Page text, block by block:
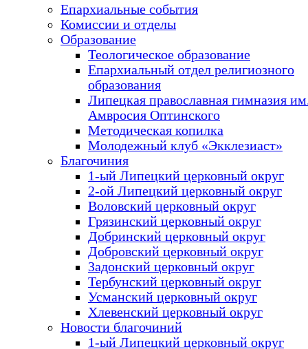
Епархиальные события
Комиссии и отделы
Образование
Теологическое образование
Епархиальный отдел религиозного
образования
Липецкая православная гимназия
Амвросия Оптинского
Методическая копилка
Молодежный клуб «Экклезиаст»
Благочиния
1-ый Липецкий церковный округ
2-ой Липецкий церковный округ
Воловский церковный округ
Грязинский церковный округ
Добринский церковный округ
Добровский церковный округ
Задонский церковный округ
Тербунский церковный округ
Усманский церковный округ
Хлевенский церковный округ
Новости благочиний
1-ый Липецкий церковный округ